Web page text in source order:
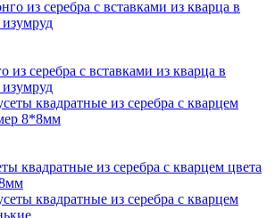
из серебра с вставками из кварца в
квадратные из серебра с кварцем цвета